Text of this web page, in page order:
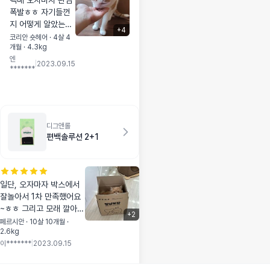
더라구요 다이어트
중이라 간식으로 사
료주는데 굿씨덕에
애기가 많이 신나했
답니다!!! 얼마전에
베스트브리드 주문
폭발ㅎㅎ 자기들껀
지 어떻게 알았는지
상자 물어뜯고 난리
치더라구요😅 아직
먹던 사료가 좀 남아
키로짜리로 시켰는
데 큰걸로 시키길 잘
했어요. 입맛 까다로
잘 먹어요~ 사냥놀
이 후에도 몇알 줬더
니 좋아하더라구요
애들이 계속 잘 먹고
사료토나 설사 안하
면 베스트브리드로
정착해보려구요! 사
코리안 숏헤어 · 4살 4
개월 · 4.3kg
엔
*******
2023.09.15
+4
디그앤롤
편백솔루션 2+1
일단, 오자마자 박스에서
잘놀아서 1차 만족했어요
~ㅎㅎ 그리고 모래 깔아주
니까 적응 기간 없이 잘 사
용하네요. 응가 잘하고 소
변도 잘하고 냄새 향긋한
페르시안 · 10살 10개월 ·
2.6kg
이******* 2023.09.15
+2